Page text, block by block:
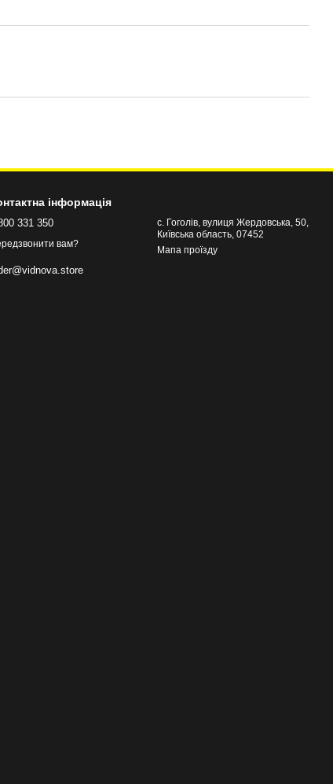
інформація
331 350
вам?
с. Гоголів, вулиця Жердовська, 50,
Київська область, 07452
Мапа проїзду